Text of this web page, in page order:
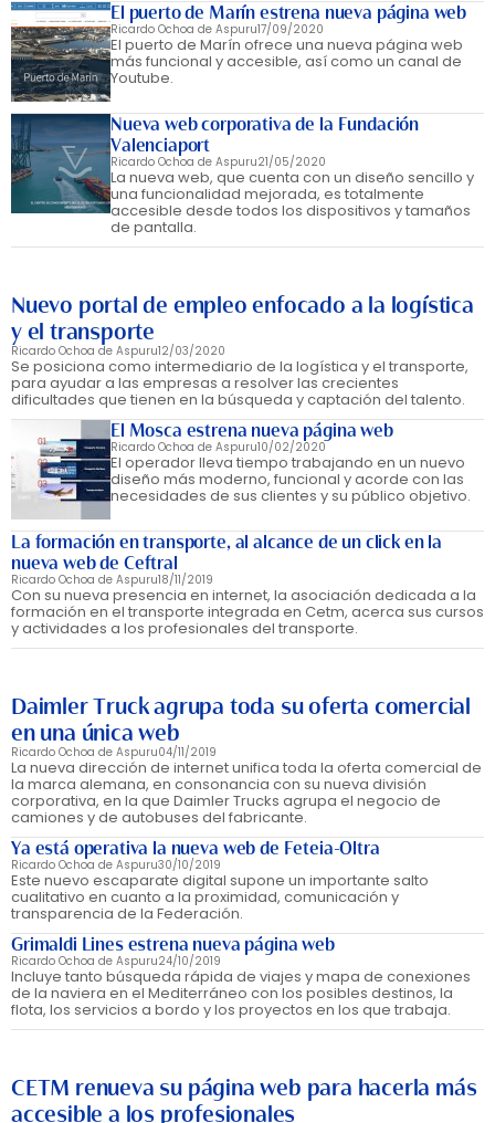
El puerto de Marín estrena nueva página web
Ricardo Ochoa de Aspuru17/09/2020
El puerto de Marín ofrece una nueva página web
más funcional y accesible, así como un canal de
Youtube.
Nueva web corporativa de la Fundación
Valenciaport
Ricardo Ochoa de Aspuru21/05/2020
La nueva web, que cuenta con un diseño sencillo y
una funcionalidad mejorada, es totalmente
accesible desde todos los dispositivos y tamaños
de pantalla.
Nuevo portal de empleo enfocado a la logística
y el transporte
Ricardo Ochoa de Aspuru12/03/2020
Se posiciona como intermediario de la logística y el transporte,
para ayudar a las empresas a resolver las crecientes
dificultades que tienen en la búsqueda y captación del talento.
El Mosca estrena nueva página web
Ricardo Ochoa de Aspuru10/02/2020
El operador lleva tiempo trabajando en un nuevo
diseño más moderno, funcional y acorde con las
necesidades de sus clientes y su público objetivo.
La formación en transporte, al alcance de un click en la
nueva web de Ceftral
Ricardo Ochoa de Aspuru18/11/2019
Con su nueva presencia en internet, la asociación dedicada a la
formación en el transporte integrada en Cetm, acerca sus cursos
y actividades a los profesionales del transporte.
Daimler Truck agrupa toda su oferta comercial
en una única web
Ricardo Ochoa de Aspuru04/11/2019
La nueva dirección de internet unifica toda la oferta comercial de
la marca alemana, en consonancia con su nueva división
corporativa, en la que Daimler Trucks agrupa el negocio de
camiones y de autobuses del fabricante.
Ya está operativa la nueva web de Feteia-Oltra
Ricardo Ochoa de Aspuru30/10/2019
Este nuevo escaparate digital supone un importante salto
cualitativo en cuanto a la proximidad, comunicación y
transparencia de la Federación.
Grimaldi Lines estrena nueva página web
Ricardo Ochoa de Aspuru24/10/2019
Incluye tanto búsqueda rápida de viajes y mapa de conexiones
de la naviera en el Mediterráneo con los posibles destinos, la
flota, los servicios a bordo y los proyectos en los que trabaja.
CETM renueva su página web para hacerla más
accesible a los profesionales